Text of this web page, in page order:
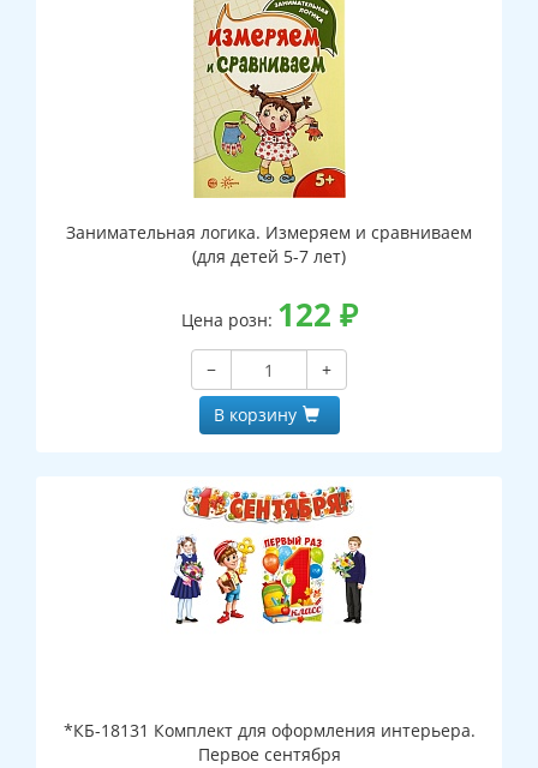
Занимательная логика. Измеряем и сравниваем
(для детей 5-7 лет)
Цена розн: 122 ₽
−
+
В корзину
*КБ-18131 Комплект для оформления интерьера.
Первое сентября